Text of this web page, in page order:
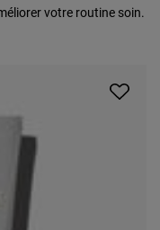
votre routine soin.